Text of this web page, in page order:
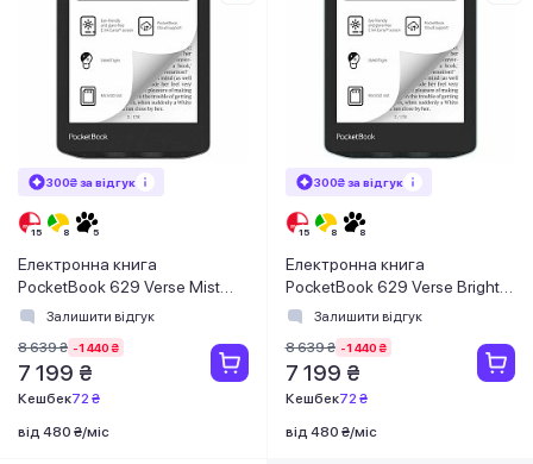
300₴ за відгук
Електронна книга
PocketBook 629 Verse Mist
Grey (PB629-M-CIS)
Залишити відгук
8 639 ₴ -1 440 ₴
7 199 ₴
Кешбек72 ₴
від 480 ₴/міс
300₴ за відгук
Електронна книга
PocketBook 629 Verse Bright
Blue (PB629-2-CIS)
Залишити відгук
8 639 ₴ -1 440 ₴
7 199 ₴
Кешбек72 ₴
від 480 ₴/міс